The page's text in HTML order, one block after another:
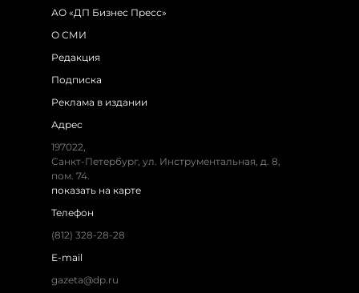
АО «ДП Бизнес Пресс»
О СМИ
Редакция
Подписка
Реклама в издании
Адрес
197022,
Санкт-Петербург, ул. Инструментальная, д. 8,
пом. 74.
показать на карте
Телефон
(812) 328-28-28
E-mail
gazeta@dp.ru